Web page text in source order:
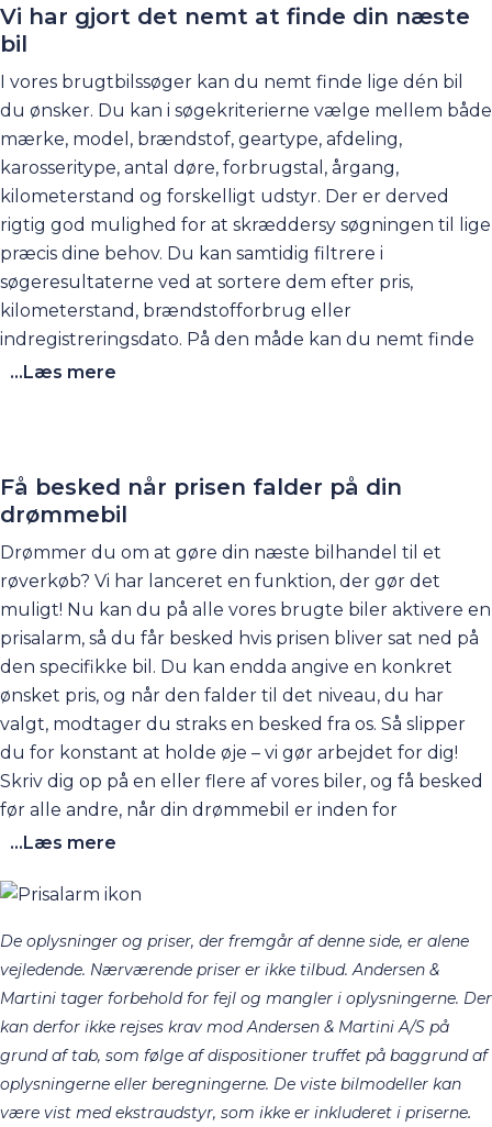
meget mere.
Vi har gjort det nemt at finde din næste
bil
I vores brugtbilssøger kan du nemt finde lige dén bil
du ønsker. Du kan i søgekriterierne vælge mellem både
mærke, model, brændstof, geartype, afdeling,
karosseritype, antal døre, forbrugstal, årgang,
kilometerstand og forskelligt udstyr. Der er derved
rigtig god mulighed for at skræddersy søgningen til lige
præcis dine behov. Du kan samtidig filtrere i
søgeresultaterne ved at sortere dem efter pris,
kilometerstand, brændstofforbrug eller
indregistreringsdato. På den måde kan du nemt finde
fx vores billigste brugte biler eller de biler der har
...Læs mere
Få besked når prisen falder på din
drømmebil
Drømmer du om at gøre din næste bilhandel til et
røverkøb? Vi har lanceret en funktion, der gør det
muligt! Nu kan du på alle vores brugte biler aktivere en
prisalarm, så du får besked hvis prisen bliver sat ned på
den specifikke bil. Du kan endda angive en konkret
ønsket pris, og når den falder til det niveau, du har
valgt, modtager du straks en besked fra os. Så slipper
du for konstant at holde øje – vi gør arbejdet for dig!
Skriv dig op på en eller flere af vores biler, og få besked
før alle andre, når din drømmebil er inden for
rækkevidde.
...Læs mere
De oplysninger og priser, der fremgår af denne side, er alene
vejledende. Nærværende priser er ikke tilbud. Andersen &
Martini tager forbehold for fejl og mangler i oplysningerne. Der
kan derfor ikke rejses krav mod Andersen & Martini A/S på
grund af tab, som følge af dispositioner truffet på baggrund af
oplysningerne eller beregningerne. De viste bilmodeller kan
være vist med ekstraudstyr, som ikke er inkluderet i priserne.​